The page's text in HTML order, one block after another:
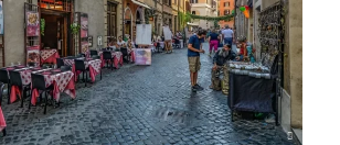
user32212 / pixabay